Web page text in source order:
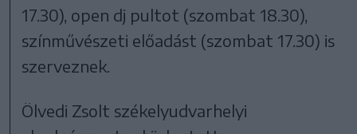
17.30), open dj pultot (szombat 18.30),
színművészeti előadást (szombat 17.30) is
szerveznek.
Ölvedi Zsolt székelyudvarhelyi